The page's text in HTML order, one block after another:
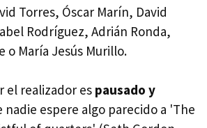
Torres, Óscar Marín, David
Rodríguez, Adrián Ronda,
o María Jesús Murillo.
el realizador es pausado y
nadie espere algo parecido a 'The